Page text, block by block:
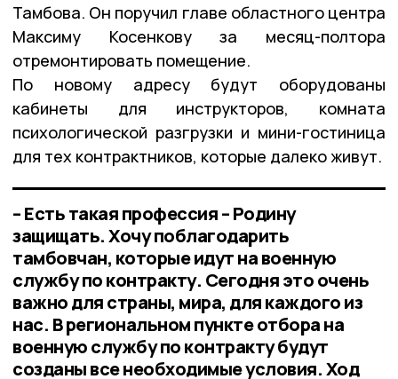
Тамбова. Он поручил главе областного центра
Максиму Косенкову за месяц-полтора
отремонтировать помещение.
По новому адресу будут оборудованы
кабинеты для инструкторов, комната
психологической разгрузки и мини-гостиница
для тех контрактников, которые далеко живут.
– Есть такая профессия – Родину
защищать. Хочу поблагодарить
тамбовчан, которые идут на военную
службу по контракту. Сегодня это очень
важно для страны, мира, для каждого из
нас. В региональном пункте отбора на
военную службу по контракту будут
созданы все необходимые условия. Ход